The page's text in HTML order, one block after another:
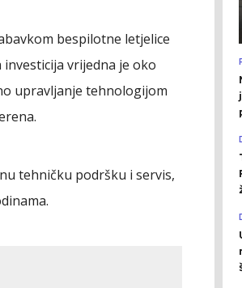
bespilotne letjelice
vrijedna je oko
upravljanje tehnologijom
tehničku podršku i servis,